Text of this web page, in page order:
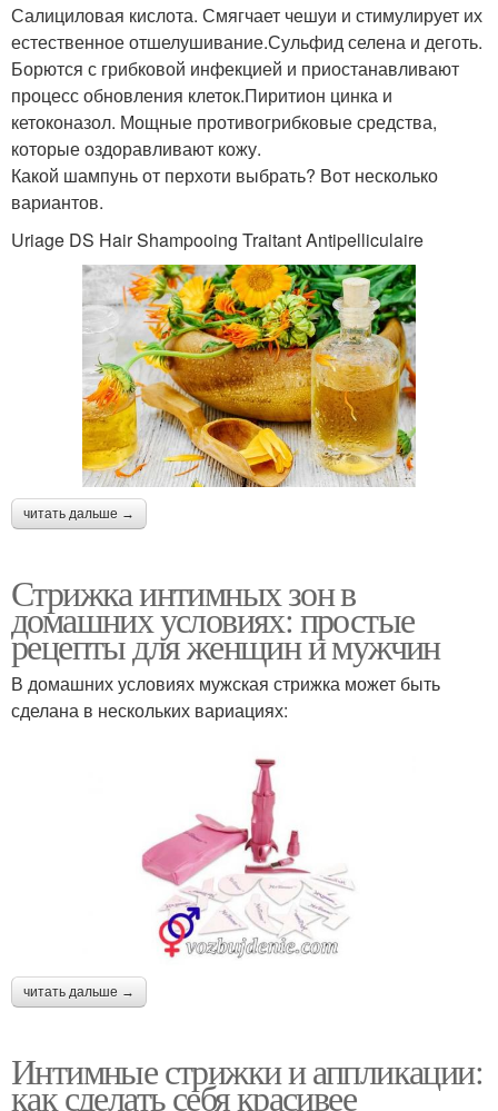
Салициловая кислота. Смягчает чешуи и стимулирует их
естественное отшелушивание.Сульфид селена и деготь.
Борются с грибковой инфекцией и приостанавливают
процесс обновления клеток.Пиритион цинка и
кетоконазол. Мощные противогрибковые средства,
которые оздоравливают кожу.
Какой шампунь от перхоти выбрать? Вот несколько
вариантов.
Uriage DS Hair Shampooing Traitant Antipelliculaire
читать дальше →
Стрижка интимных зон в
домашних условиях: простые
рецепты для женщин и мужчин
В домашних условиях мужская стрижка может быть
сделана в нескольких вариациях:
читать дальше →
Интимные стрижки и аппликации:
как сделать себя красивее